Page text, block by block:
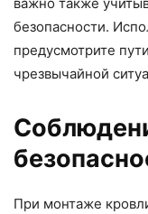
безопасности.
предусмотрите
чрезвычайной
При монтаже